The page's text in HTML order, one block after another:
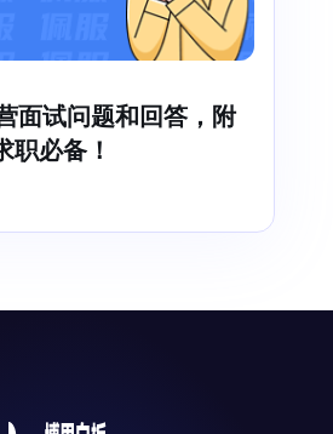
面试问题和回答，附
职必备！